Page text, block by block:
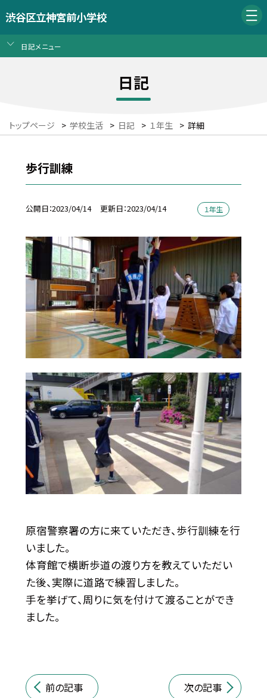
渋谷区立神宮前小学校
日記メニュー
日記
トップページ > 学校生活 > 日記 > １年生 > 詳細
歩行訓練
公開日 2023/04/14 更新日 2023/04/14 １年生
原宿警察署の方に来ていただき、歩行訓練を行
いました。
体育館で横断歩道の渡り方を教えていただい
た後、実際に道路で練習しました。
手を挙げて、周りに気を付けて渡ることができ
ました。
前の記事 次の記事